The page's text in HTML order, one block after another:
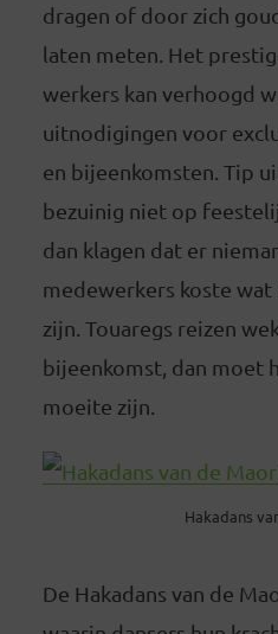
dragen of door zich
laten meten. Het
werkers kan verhoogd
uitnodigingen voor
en bijeenkomsten. Tip
bezuinig niet op
dan klagen dat er
medewerkers koste
zijn. Touaregs reizen
bijeenkomst, dan moet
moeite zijn.
Hakadans
De Hakadans van de